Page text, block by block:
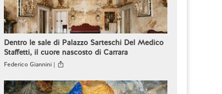
Dentro le sale di Palazzo Sarteschi Del Medico
Staffetti, il cuore nascosto di Carrara
Federico Giannini |